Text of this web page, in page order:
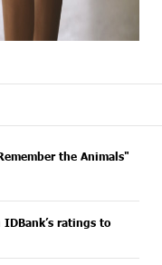
the Animals"
IDBank’s ratings to